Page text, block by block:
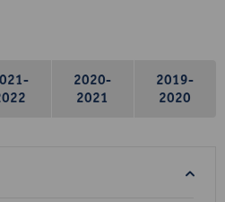
2020-
2021
2019-
2020